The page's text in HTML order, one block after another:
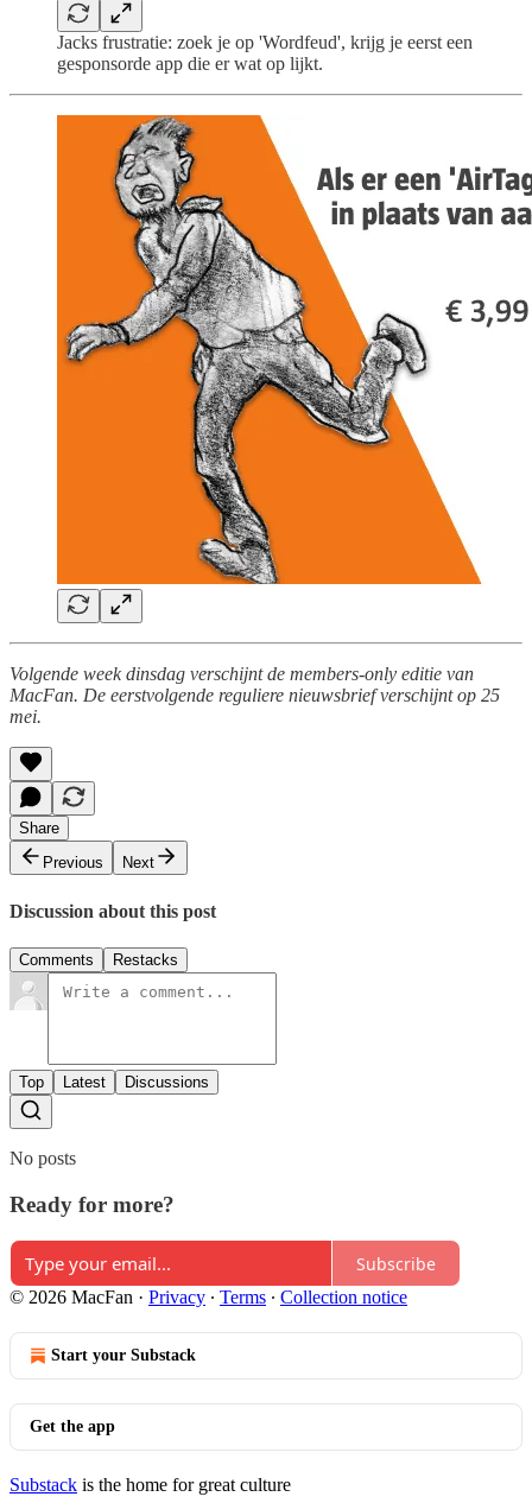
Jacks frustratie: zoek je op 'Wordfeud', krijg je eerst een
gesponsorde app die er wat op lijkt.
Volgende week dinsdag verschijnt de members-only editie van
MacFan. De eerstvolgende reguliere nieuwsbrief verschijnt op 25
mei.
Share
Previous
Next
Discussion about this post
Comments Restacks
Top Latest Discussions
No posts
Ready for more?
Subscribe
© 2026 MacFan · Privacy ∙ Terms ∙ Collection notice
Start your Substack
Get the app
Substack is the home for great culture